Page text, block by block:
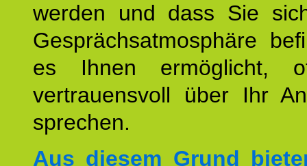
werden und dass Sie
Gesprächsatmosphäre
es Ihnen ermöglicht,
vertrauensvoll über Ihr
sprechen.
Aus diesem Grund